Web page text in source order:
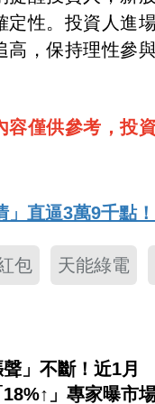
定性。投資人進
，保持理性參
容僅供參考，投
」直逼3萬9千點
包 天能綠電
」不斷！近1月
」專家曝市